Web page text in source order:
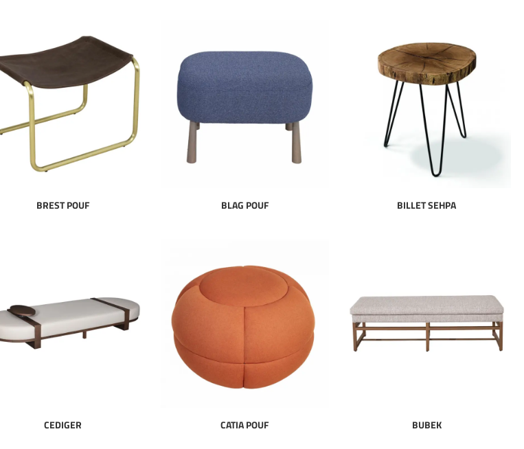
BILLET SEHPA
BLAG POUF
BREST POUF
BUBEK
CATIA POUF
CEDIGER